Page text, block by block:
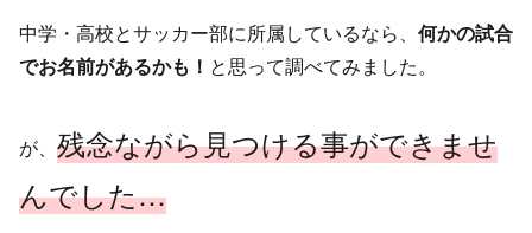
中学・高校とサッカー部に所属しているなら、 何かの試合
でお名前があるかも！ と思って調べてみました。
が、 残念ながら見つける事ができませ
んでした…